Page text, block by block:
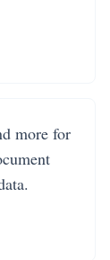
more for